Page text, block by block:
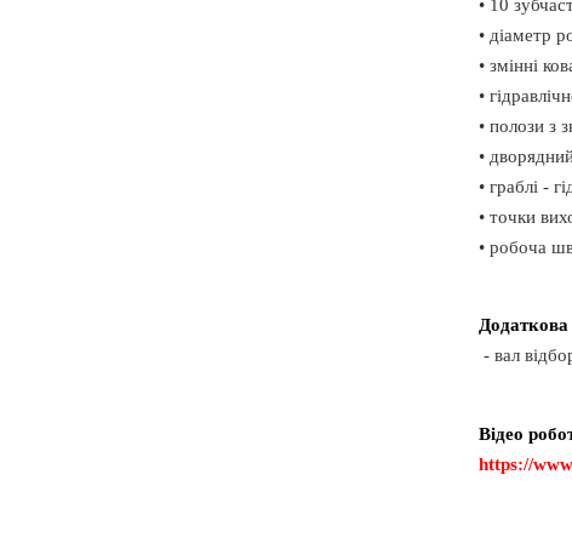
• 10
• діаметр
• змінні
•
• полози з
•
• граблі -
• точки
• робоча
Додаткова
- вал
Відео
https://